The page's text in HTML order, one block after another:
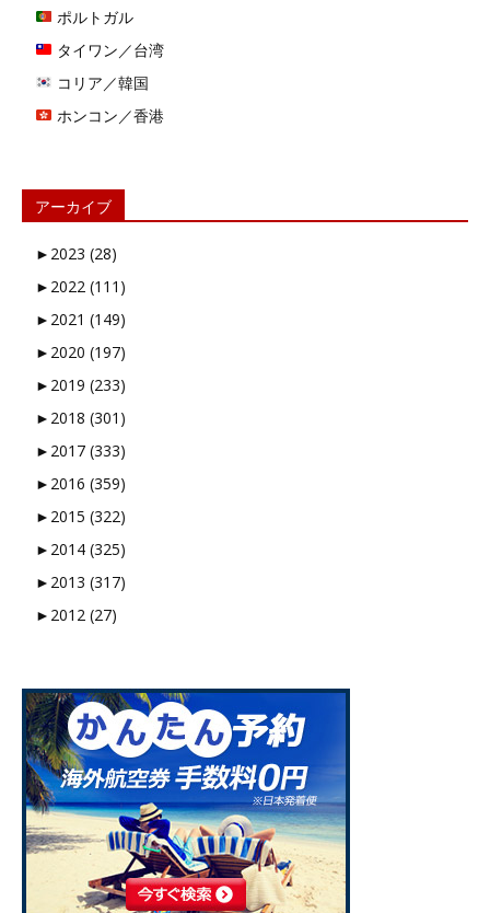
ポルトガル
タイワン／台湾
コリア／韓国
ホンコン／香港
アーカイブ
► 2023 (28)
► 2022 (111)
► 2021 (149)
► 2020 (197)
► 2019 (233)
► 2018 (301)
► 2017 (333)
► 2016 (359)
► 2015 (322)
► 2014 (325)
► 2013 (317)
► 2012 (27)